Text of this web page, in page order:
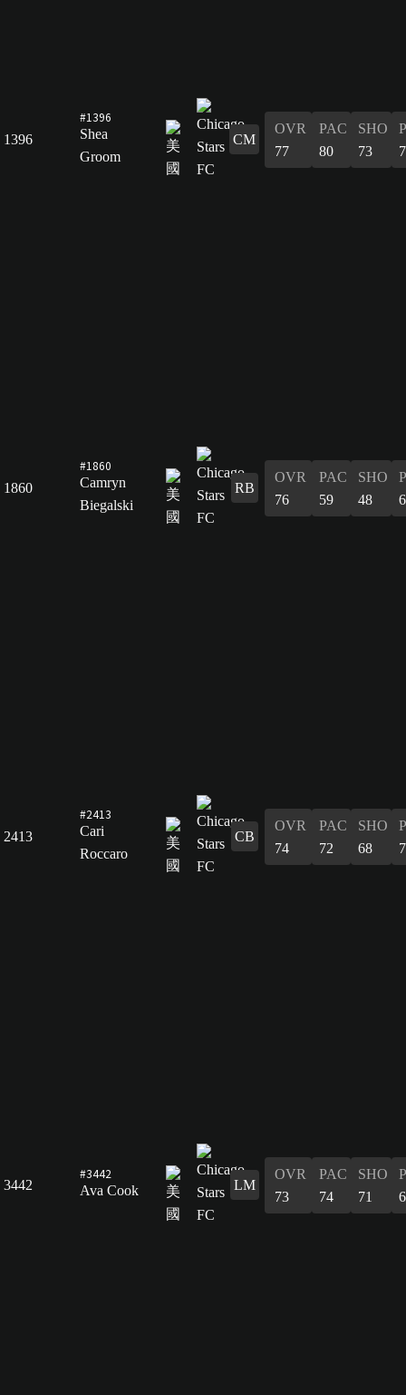
1396
#1396
Shea
Groom
CM
OVR
77
PAC
80
SHO
73
1860
#1860
Camryn
Biegalski
RB
OVR
76
PAC
59
SHO
48
2413
#2413
Cari
Roccaro
CB
OVR
74
PAC
72
SHO
68
3442
#3442
Ava Cook
LM
OVR
73
PAC
74
SHO
71